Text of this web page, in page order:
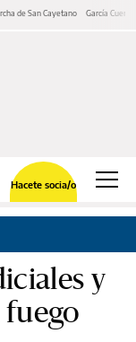
de San Cayetano García Cuerva
Hacete socia/o
y